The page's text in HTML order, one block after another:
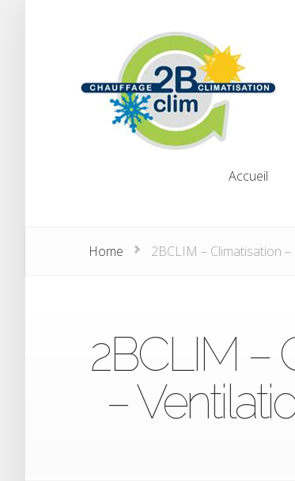
Accueil
Home 2BCLIM – Climatisation
2BCLIM –
–